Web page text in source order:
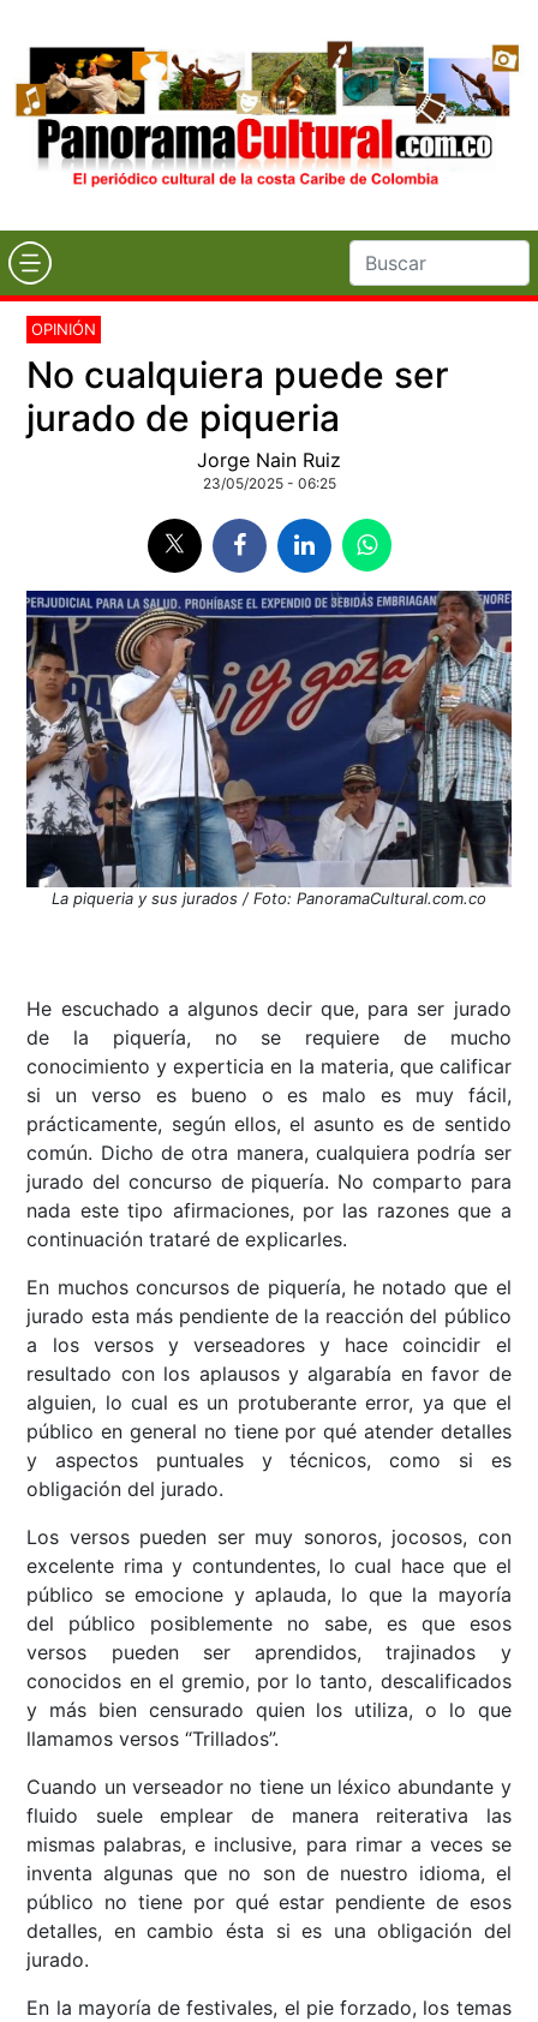
OPINIÓN
No cualquiera puede ser
jurado de piqueria
Jorge Nain Ruiz
23/05/2025 - 06:25
La piqueria y sus jurados / Foto: PanoramaCultural.com.co
He escuchado a algunos decir que, para ser jurado
de la piquería, no se requiere de mucho
conocimiento y experticia en la materia, que calificar
si un verso es bueno o es malo es muy fácil,
prácticamente, según ellos, el asunto es de sentido
común. Dicho de otra manera, cualquiera podría ser
jurado del concurso de piquería. No comparto para
nada este tipo afirmaciones, por las razones que a
continuación trataré de explicarles.
En muchos concursos de piquería, he notado que el
jurado esta más pendiente de la reacción del público
a los versos y verseadores y hace coincidir el
resultado con los aplausos y algarabía en favor de
alguien, lo cual es un protuberante error, ya que el
público en general no tiene por qué atender detalles
y aspectos puntuales y técnicos, como si es
obligación del jurado.
Los versos pueden ser muy sonoros, jocosos, con
excelente rima y contundentes, lo cual hace que el
público se emocione y aplauda, lo que la mayoría
del público posiblemente no sabe, es que esos
versos pueden ser aprendidos, trajinados y
conocidos en el gremio, por lo tanto, descalificados
y más bien censurado quien los utiliza, o lo que
llamamos versos “Trillados”.
Cuando un verseador no tiene un léxico abundante y
fluido suele emplear de manera reiterativa las
mismas palabras, e inclusive, para rimar a veces se
inventa algunas que no son de nuestro idioma, el
público no tiene por qué estar pendiente de esos
detalles, en cambio ésta si es una obligación del
jurado.
En la mayoría de festivales, el pie forzado, los temas